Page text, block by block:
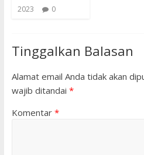
2023
0
Tinggalkan Balasan
Alamat email Anda tidak akan
wajib ditandai *
Komentar *